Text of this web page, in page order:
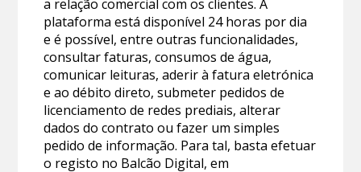
a relação comercial com os clientes. A
plataforma está disponível 24 horas por dia
e é possível, entre outras funcionalidades,
consultar faturas, consumos de água,
comunicar leituras, aderir à fatura eletrónica
e ao débito direto, submeter pedidos de
licenciamento de redes prediais, alterar
dados do contrato ou fazer um simples
pedido de informação. Para tal, basta efetuar
o registo no Balcão Digital, em